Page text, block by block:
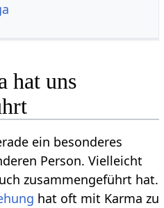
hat uns
ein besonderes
Person. Vielleicht
zusammengeführt hat.
hat oft mit Karma zu